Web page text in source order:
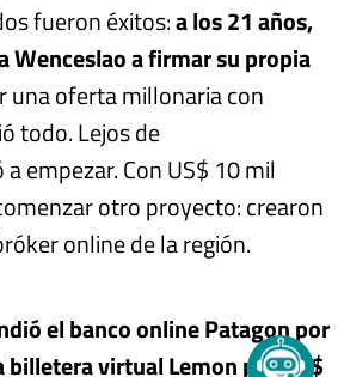
fueron éxitos:a los 21 años,
Wenceslao a firmar su propia
una oferta millonaria con
todo. Lejos de
empezar. Con US$ 10 mil
otro proyecto: crearon
online de la región.
el banco online Patagon por
billetera virtual Lemon por US$